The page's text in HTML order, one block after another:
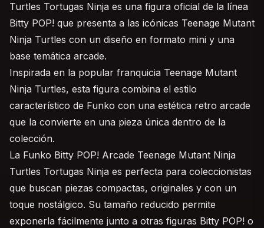
Turtles Tortugas Ninja es una figura oficial de la línea
Bitty POP! que presenta a las icónicas Teenage Mutant
Ninja Turtles con un diseño en formato mini y una
base temática arcade.
Inspirada en la popular franquicia Teenage Mutant
Ninja Turtles, esta figura combina el estilo
característico de Funko con una estética retro arcade
que la convierte en una pieza única dentro de la
colección.
La Funko Bitty POP! Arcade Teenage Mutant Ninja
Turtles Tortugas Ninja es perfecta para coleccionistas
que buscan piezas compactas, originales y con un
toque nostálgico. Su tamaño reducido permite
exponerla fácilmente junto a otras figuras Bitty POP! o